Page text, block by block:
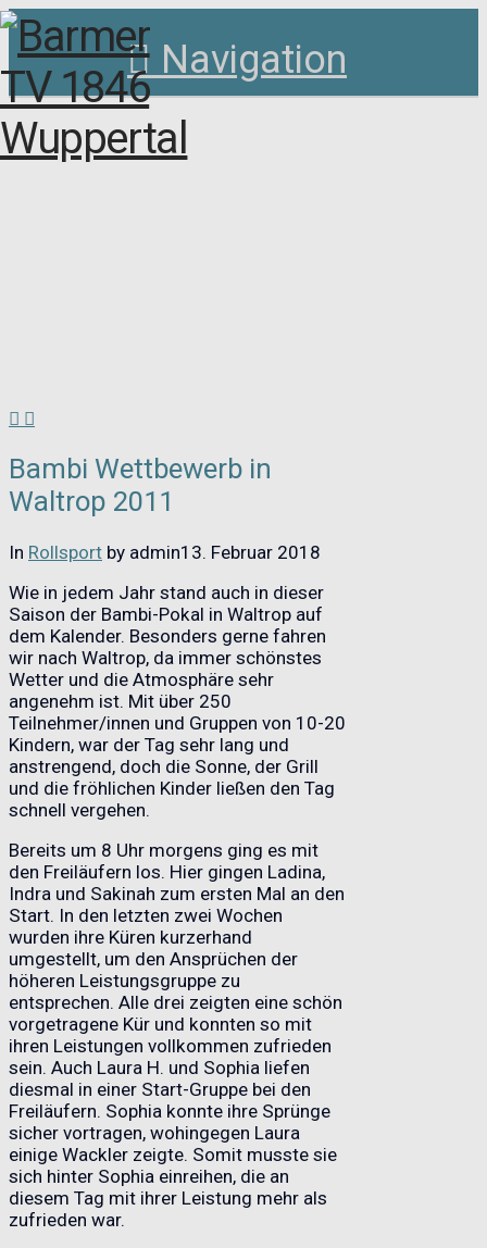
Navigation
Bambi Wettbewerb in
Waltrop 2011
In Rollsport by admin13. Februar 2018
Wie in jedem Jahr stand auch in dieser
Saison der Bambi-Pokal in Waltrop auf
dem Kalender. Besonders gerne fahren
wir nach Waltrop, da immer schönstes
Wetter und die Atmosphäre sehr
angenehm ist. Mit über 250
Teilnehmer/innen und Gruppen von 10-20
Kindern, war der Tag sehr lang und
anstrengend, doch die Sonne, der Grill
und die fröhlichen Kinder ließen den Tag
schnell vergehen.
Bereits um 8 Uhr morgens ging es mit
den Freiläufern los. Hier gingen Ladina,
Indra und Sakinah zum ersten Mal an den
Start. In den letzten zwei Wochen
wurden ihre Küren kurzerhand
umgestellt, um den Ansprüchen der
höheren Leistungsgruppe zu
entsprechen. Alle drei zeigten eine schön
vorgetragene Kür und konnten so mit
ihren Leistungen vollkommen zufrieden
sein. Auch Laura H. und Sophia liefen
diesmal in einer Start-Gruppe bei den
Freiläufern. Sophia konnte ihre Sprünge
sicher vortragen, wohingegen Laura
einige Wackler zeigte. Somit musste sie
sich hinter Sophia einreihen, die an
diesem Tag mit ihrer Leistung mehr als
zufrieden war.